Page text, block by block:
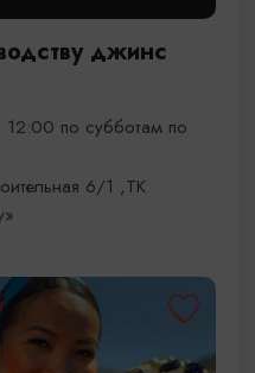
джинс
по субботам по
6/1 ,ТК